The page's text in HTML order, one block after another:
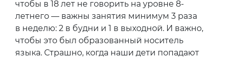
чтобы в 18 лет не говорить на уровне 8-
летнего — важны занятия минимум 3 раза
в неделю: 2 в будни и 1 в выходной. И важно,
чтобы это был образованный носитель
языка. Страшно, когда наши дети попадают